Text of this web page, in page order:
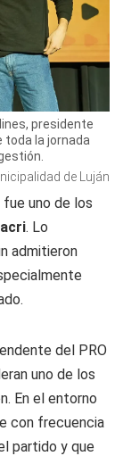
presidente
toda la jornada
de Luján
fue uno de los
. Lo
admitieron
del PRO
uno de los
En el entorno
con frecuencia
partido y que